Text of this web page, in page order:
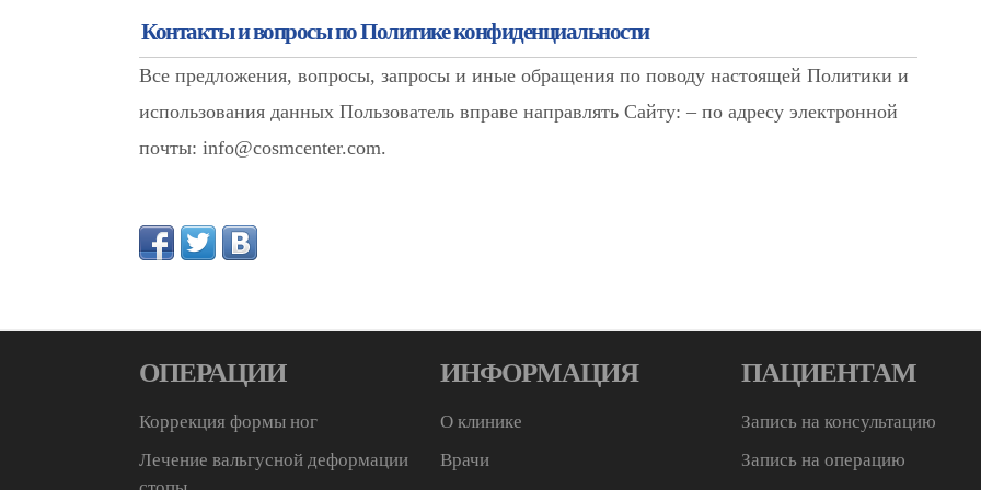
Контакты и вопросы по Политике конфиденциальности
Все предложения, вопросы, запросы и иные обращения по поводу настоящей Политики и
использования данных Пользователь вправе направлять Сайту: – по адресу электронной
почты: info@cosmcenter.com.
ОПЕРАЦИИ
Коррекция формы ног
Лечение вальгусной деформации
ИНФОРМАЦИЯ
О клинике
Врачи
ПАЦИЕНТАМ
Запись на консультацию
Запись на операцию